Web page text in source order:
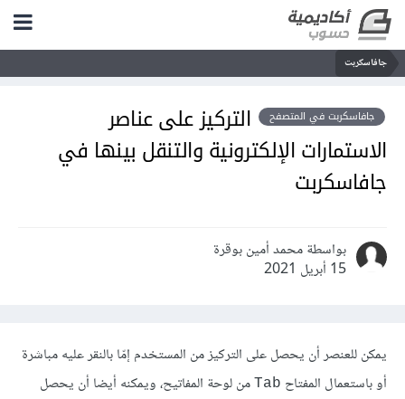
جافاسكربت
جافاسكربت في المتصفح
التركيز على عناصر
الاستمارات الإلكترونية والتنقل بينها في
جافاسكربت
بواسطة محمد أمين بوقرة
15 أبريل 2021
يمكن للعنصر أن يحصل على التركيز من المستخدم إمّا بالنقر عليه مباشرة
أو باستعمال المفتاح Tab من لوحة المفاتيح، ويمكنه أيضا أن يحصل